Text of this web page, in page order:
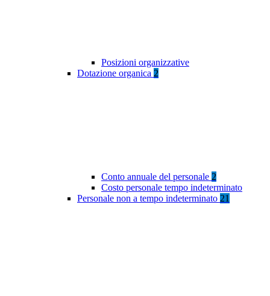
Posizioni organizzative
Dotazione organica 2
Conto annuale del personale 2
Costo personale tempo indeterminato
Personale non a tempo indeterminato 21